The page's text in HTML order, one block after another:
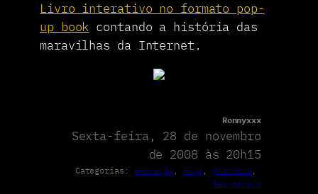
Livro interativo no formato pop-
up book contando a história das
maravilhas da Internet.
Ronnyxxx
Sexta-feira, 28 de novembro
de 2008 às 20h15
Categorias: Animação, Blog , História
Tecnologia